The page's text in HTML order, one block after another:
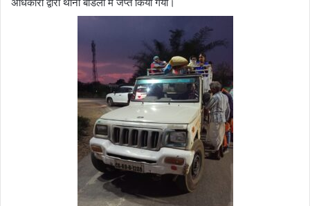
अधिकारी द्वारा थाना बोडला में जप्त किया गया।